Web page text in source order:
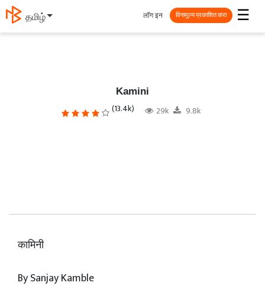
தமிழ் ☰
लॉग इन विनामूल्य प्रकाशित करा
Kamini
(13.4k) 29k 9.8k
कामिनी
By Sanjay Kamble